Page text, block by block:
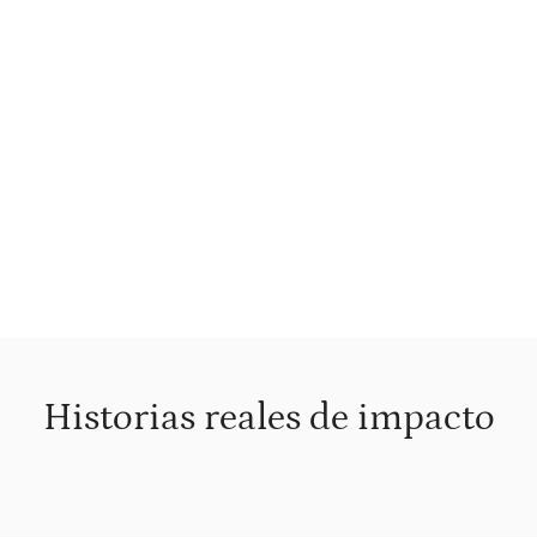
Historias reales de impacto